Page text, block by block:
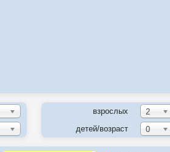
взрослых 2
детей/возраст
0